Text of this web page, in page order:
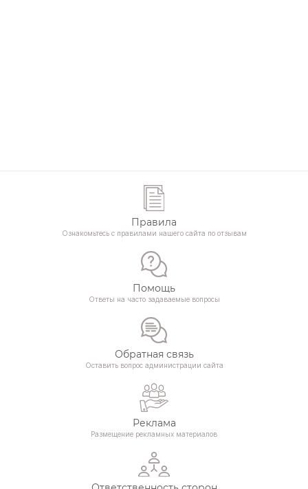
Правила
Ознакомьтесь с правилами нашего сайта по отзывам
Помощь
Ответы на часто задаваемые вопросы
Обратная связь
Оставить вопрос администрации сайта
Реклама
Размещение рекламных материалов